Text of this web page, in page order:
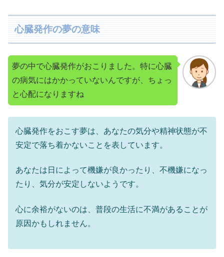
心臓発作の夢の意味
夢の中で心臓発作がおこりました。特に心臓
の病気にはかかっていないんですが、ちょっ
と心配になりますね
心臓発作をおこす夢は、あなたの気分や精神状態が不
安定で落ち着かないことを表しています。
あなたは日によって機嫌が良かったり、不機嫌になっ
たり、気分が安定しないようです。
心に余裕がないのは、普段の生活に不満があることが
原因かもしれません。